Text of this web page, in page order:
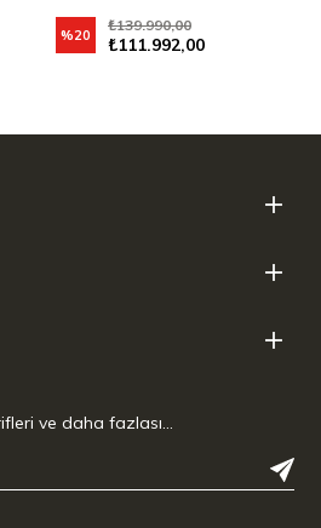
₺111.992,00
₺139.990,00
%20
ve daha fazlası…